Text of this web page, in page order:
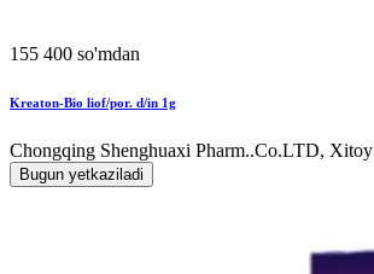
155 400 so'mdan
Kreaton-Bio liof/por. d/in 1g
Chongqing Shenghuaxi Pharm..Co.LTD, Xitoy
Bugun yetkaziladi